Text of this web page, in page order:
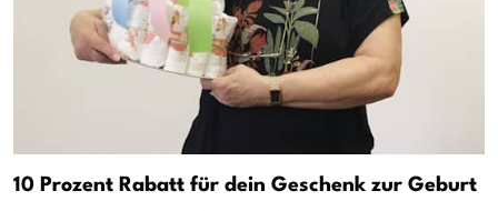
10 Prozent Rabatt für dein Geschenk zur Geburt